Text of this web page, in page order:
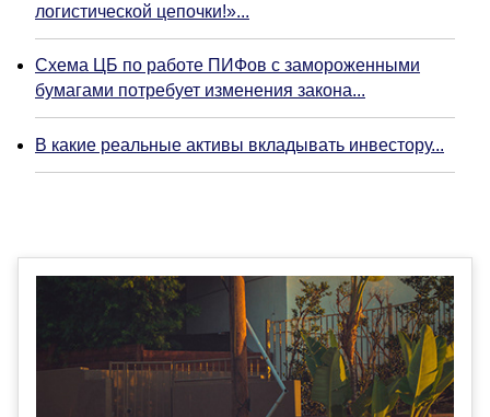
логистической цепочки!»...
Схема ЦБ по работе ПИФов с замороженными
бумагами потребует изменения закона...
В какие реальные активы вкладывать инвестору...